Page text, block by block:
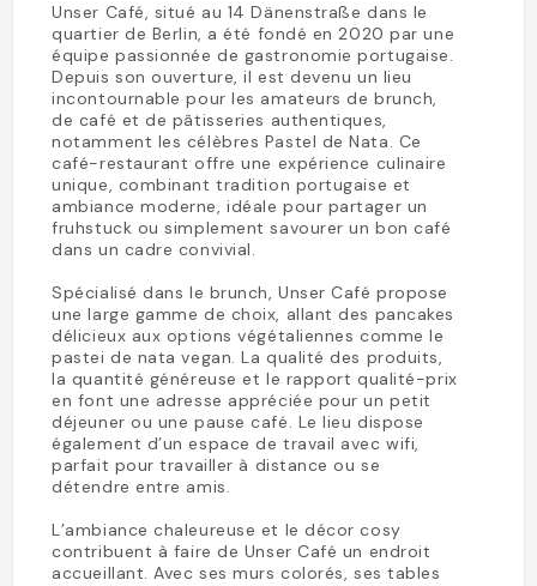
Unser Café, situé au 14 Dänenstraße dans le
quartier de Berlin, a été fondé en 2020 par une
équipe passionnée de gastronomie portugaise.
Depuis son ouverture, il est devenu un lieu
incontournable pour les amateurs de brunch,
de café et de pâtisseries authentiques,
notamment les célèbres Pastel de Nata. Ce
café-restaurant offre une expérience culinaire
unique, combinant tradition portugaise et
ambiance moderne, idéale pour partager un
fruhstuck ou simplement savourer un bon café
dans un cadre convivial.
Spécialisé dans le brunch, Unser Café propose
une large gamme de choix, allant des pancakes
délicieux aux options végétaliennes comme le
pastei de nata vegan. La qualité des produits,
la quantité généreuse et le rapport qualité-prix
en font une adresse appréciée pour un petit
déjeuner ou une pause café. Le lieu dispose
également d’un espace de travail avec wifi,
parfait pour travailler à distance ou se
détendre entre amis.
L’ambiance chaleureuse et le décor cosy
contribuent à faire de Unser Café un endroit
accueillant. Avec ses murs colorés, ses tables